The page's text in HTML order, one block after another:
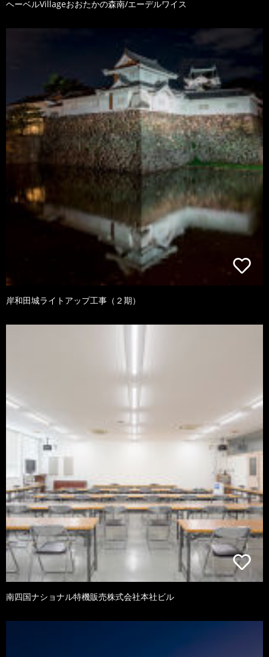
ヘーベルVillageおおたかの森南/エーデルワイス
岸和田城ライトアップ工事（２期）
南四国ナショナル特機販売株式会社本社ビル